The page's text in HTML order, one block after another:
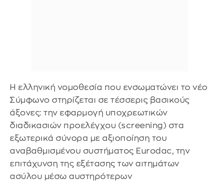
Η ελληνική νομοθεσία που ενσωματώνει το νέο
Σύμφωνο στηρίζεται σε τέσσερις βασικούς
άξονες: την εφαρμογή υποχρεωτικών
διαδικασιών προελέγχου (screening) στα
εξωτερικά σύνορα με αξιοποίηση του
αναβαθμισμένου συστήματος Eurodac, την
επιτάχυνση της εξέτασης των αιτημάτων
ασύλου μέσω αυστηρότερων